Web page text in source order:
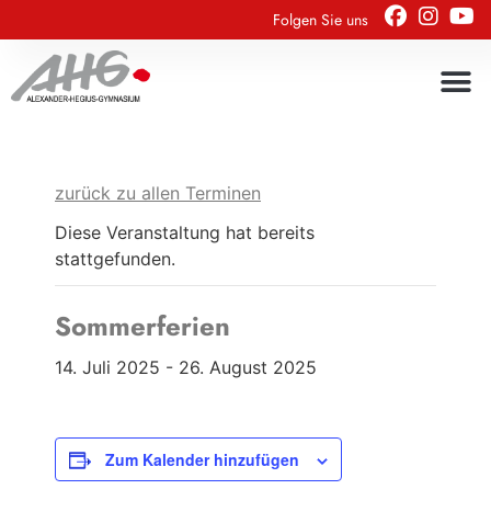
Folgen Sie uns
zurück zu allen Terminen
Diese Veranstaltung hat bereits
stattgefunden.
Sommerferien
14. Juli 2025 - 26. August 2025
Zum Kalender hinzufügen